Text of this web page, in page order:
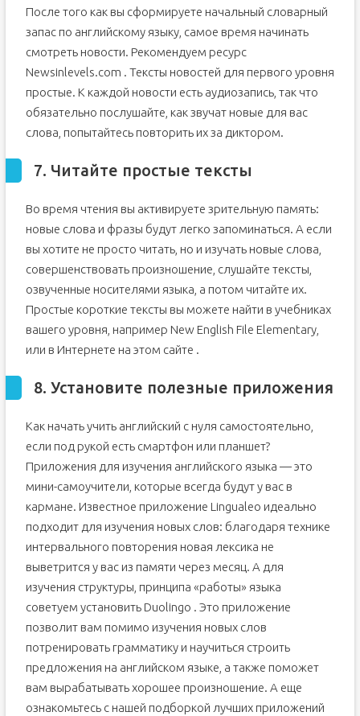
После того как вы сформируете начальный словарный
запас по английскому языку, самое время начинать
смотреть новости. Рекомендуем ресурс
Newsinlevels.com . Тексты новостей для первого уровня
простые. К каждой новости есть аудиозапись, так что
обязательно послушайте, как звучат новые для вас
слова, попытайтесь повторить их за диктором.
7. Читайте простые тексты
Во время чтения вы активируете зрительную память:
новые слова и фразы будут легко запоминаться. А если
вы хотите не просто читать, но и изучать новые слова,
совершенствовать произношение, слушайте тексты,
озвученные носителями языка, а потом читайте их.
Простые короткие тексты вы можете найти в учебниках
вашего уровня, например New English File Elementary,
или в Интернете на этом сайте .
8. Установите полезные приложения
Как начать учить английский с нуля самостоятельно,
если под рукой есть смартфон или планшет?
Приложения для изучения английского языка — это
мини-самоучители, которые всегда будут у вас в
кармане. Известное приложение Lingualeo идеально
подходит для изучения новых слов: благодаря технике
интервального повторения новая лексика не
выветрится у вас из памяти через месяц. А для
изучения структуры, принципа «работы» языка
советуем установить Duolingo . Это приложение
позволит вам помимо изучения новых слов
потренировать грамматику и научиться строить
предложения на английском языке, а также поможет
вам вырабатывать хорошее произношение. А еще
ознакомьтесь с нашей подборкой лучших приложений